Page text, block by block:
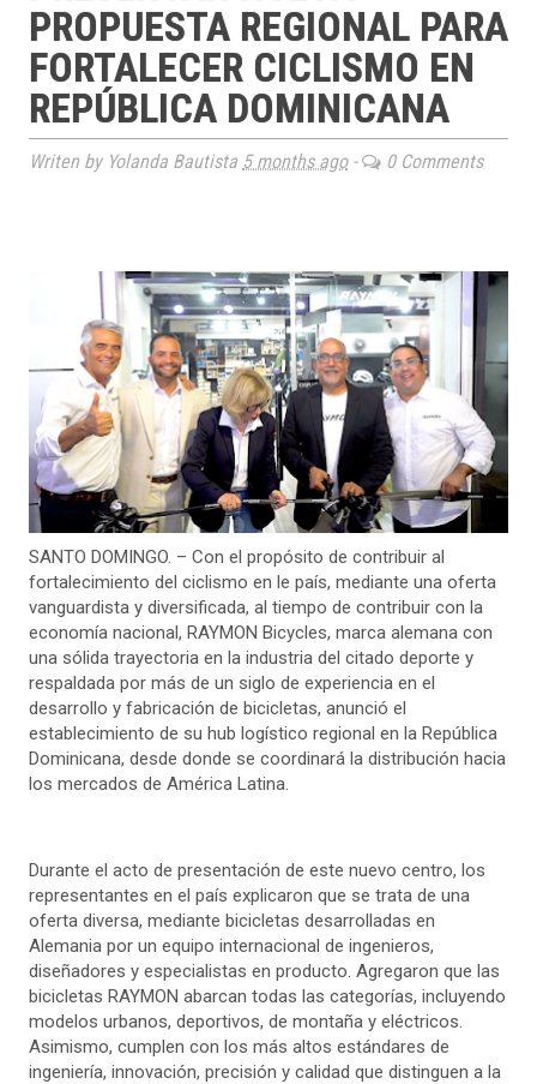
PROPUESTA REGIONAL PARA
FORTALECER CICLISMO EN
REPÚBLICA DOMINICANA
Writen by Yolanda Bautista 5 months ago- 0 Comments
SANTO DOMINGO. – Con el propósito de contribuir al
fortalecimiento del ciclismo en le país, mediante una oferta
vanguardista y diversificada, al tiempo de contribuir con la
economía nacional, RAYMON Bicycles, marca alemana con
una sólida trayectoria en la industria del citado deporte y
respaldada por más de un siglo de experiencia en el
desarrollo y fabricación de bicicletas, anunció el
establecimiento de su hub logístico regional en la República
Dominicana, desde donde se coordinará la distribución hacia
los mercados de América Latina.
Durante el acto de presentación de este nuevo centro, los
representantes en el país explicaron que se trata de una
oferta diversa, mediante bicicletas desarrolladas en
Alemania por un equipo internacional de ingenieros,
diseñadores y especialistas en producto. Agregaron que las
bicicletas RAYMON abarcan todas las categorías, incluyendo
modelos urbanos, deportivos, de montaña y eléctricos.
Asimismo, cumplen con los más altos estándares de
ingeniería, innovación, precisión y calidad que distinguen a la